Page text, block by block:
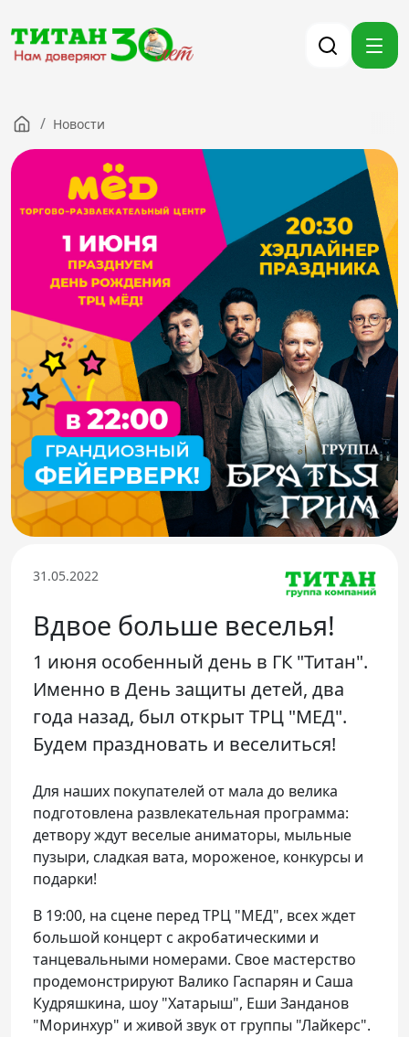
Компания
Партнерам
Тендеры
Вакансии
Новости
Контакты
Версия для слабовидящих
8 (3012) 411-099
Телефон доверия
/ Новости
31.05.2022
Вдвое больше веселья!
1 июня особенный день в ГК "Титан".
Именно в День защиты детей, два
года назад, был открыт ТРЦ "МЕД".
Будем праздновать и веселиться!
Для наших покупателей от мала до велика
подготовлена развлекательная программа:
детвору ждут веселые аниматоры, мыльные
пузыри, сладкая вата, мороженое, конкурсы и
подарки!
В 19:00, на сцене перед ТРЦ "МЕД", всех ждет
большой концерт с акробатическими и
танцевальными номерами. Свое мастерство
продемонстрируют Валико Гаспарян и Саша
Кудряшкина, шоу "Хатарыш", Еши Занданов
"Моринхур" и живой звук от группы "Лайкерс".